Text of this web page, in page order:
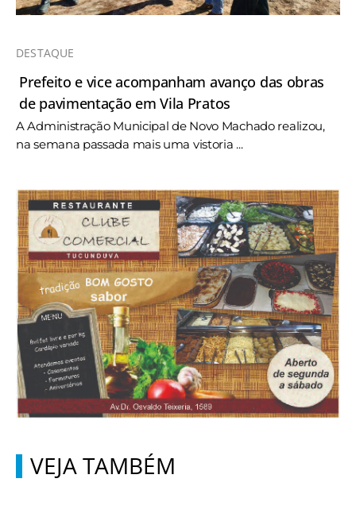
DESTAQUE
Prefeito e vice acompanham avanço das obras
de pavimentação em Vila Pratos
A Administração Municipal de Novo Machado realizou,
na semana passada mais uma vistoria ...
VEJA TAMBÉM